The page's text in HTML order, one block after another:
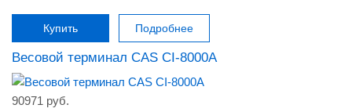
Купить Подробнее
Весовой терминал CAS CI-8000A
90971 руб.